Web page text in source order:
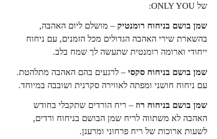
של ONLY YOU:
שמן בושם בניחוח רומנטיק– מושלם ליום האהבה,
בהשארת שירי האהבה הגדולים מכל הזמנים, עם ניחוח
ייחודי וארומה רומנטית שתעשה לך שמח בלב.
שמן בושם בניחוח סקסי– לרגעים בהם האהבה מתלהטת.
עם ניחוח חושני ומפתה לאווירה סקרנית ושובבה במיוחד.
שמן בושם בניחוח רוז – ריח הורדים שתקבלי בחודש
האהבה לא משתווה לריח שמן הבושם בניחוח ורדים,
לשעות ארוכות של ריח פרחוני ומרענן.